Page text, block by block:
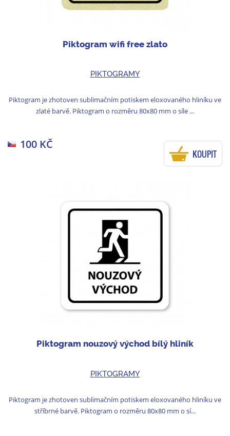
Piktogram wifi free zlato
PIKTOGRAMY
Piktogram je zhotoven sublimačním potiskem eloxovaného hliníku ve
zlaté barvě. Piktogram o rozměru 80x80 mm o síle ...
100 KČ
KOUPIT
Piktogram nouzový východ bílý hliník
PIKTOGRAMY
Piktogram je zhotoven sublimačním potiskem eloxovaného hliníku ve
stříbrné barvě. Piktogram o rozměru 80x80 mm o sí...